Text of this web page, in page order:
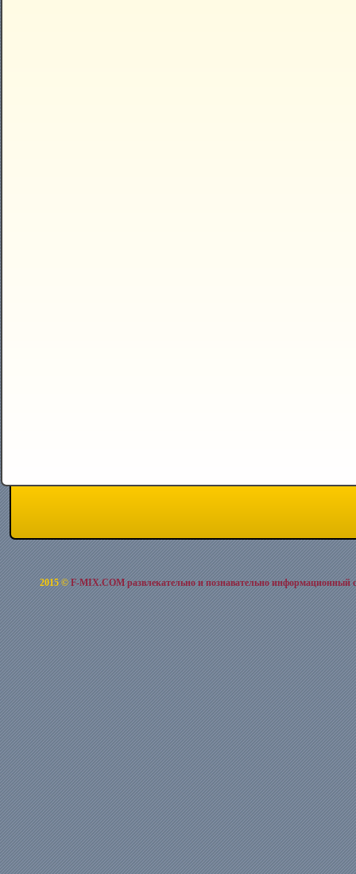
2015 ©F-MIX.COM развлекательно и познавательно информационный